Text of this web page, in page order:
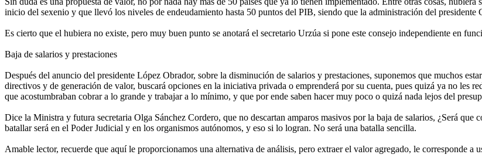
inicio del sexenio y que llevó los niveles de endeudamiento hasta 50 puntos del PIB, siendo que la administración del
Es cierto que el hubiera no existe, pero muy buen punto se anotará el secretario Urzúa si pone este consejo independiente en
Baja de salarios y prestaciones
Después del anuncio del presidente López Obrador, sobre la disminución de salarios y prestaciones, suponemos que muchos
directivos y de generación de valor, buscará opciones en la iniciativa privada o emprenderá por su cuenta, pues quizá ya no les
que acostumbraban cobrar a lo grande y trabajar a lo mínimo, y que por ende saben hacer muy poco o quizá nada lejos del
Dice la Ministra y futura secretaria Olga Sánchez Cordero, que no descartan amparos masivos por la baja de salarios, ¿Será que
batallar será en el Poder Judicial y en los organismos autónomos, y eso si lo logran. No será una batalla sencilla.
Amable lector, recuerde que aquí le proporcionamos una alternativa de análisis, pero extraer el valor agregado, le corresponde a